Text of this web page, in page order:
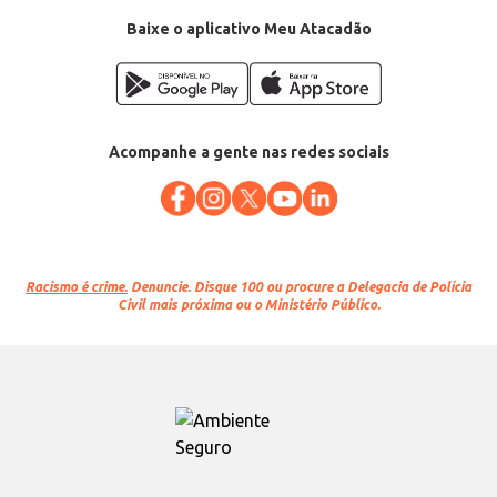
Baixe o aplicativo Meu Atacadão
Acompanhe a gente nas redes sociais
Racismo é crime. Denuncie. Disque 100 ou procure a Delegacia de Polícia
Civil mais próxima ou o Ministério Público.